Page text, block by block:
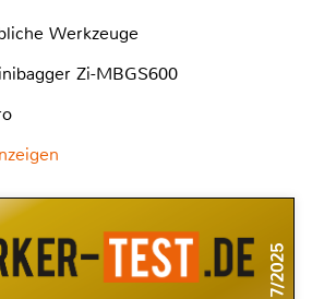
Werkzeuge
Zi-MBGS600
7/2025